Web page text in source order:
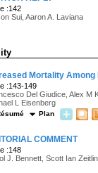
:142
Sui, Aaron A. Laviana
Mortality
:143-149
Del Giudice, Alex M
L Eisenberg
Plan
COMMENT
:148
J. Bennett, Scott Ian Zeitlin